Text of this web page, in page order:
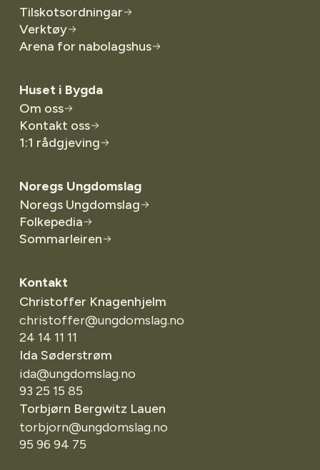
Tilskotsordningar
Verktøy
Arena for nabolagshus
Huset i Bygda
Om oss
Kontakt oss
1:1 rådgjeving
Noregs Ungdomslag
Noregs Ungdomslag
Folkepedia
Sommarleiren
Kontakt
Christoffer Knagenhjelm
christoffer@ungdomslag.no
24 14 11 11
Ida Søderstrøm
ida@ungdomslag.no
93 25 15 85
Torbjørn Bergwitz Lauen
torbjorn@ungdomslag.no
95 96 94 75